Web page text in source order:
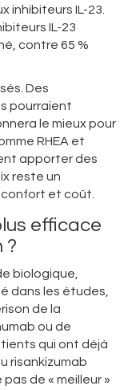
inhibiteurs IL-23.
IL-23
contre 65 %
Des
pourraient
le mieux pour
RHEA et
apporter des
reste un
et coût.
efficace
?
biologique,
dans les études,
de la
ou de
qui ont déjà
risankizumab
de « meilleur »